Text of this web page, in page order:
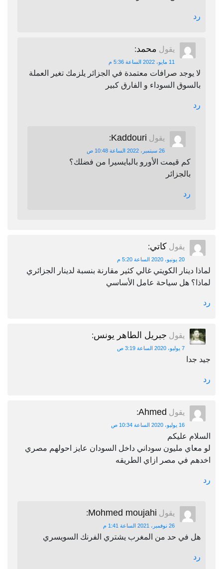
رد
يقول محمد:
11 مايو، 2022 الساعة 5:36 م
لا يوجد صرافات معتمدة في الجزائر يلزمك تغير العملة
بالسوق السوداء و الفارق كبير
رد
يقول Kaddouri
:
26 سبتمبر، 2022 الساعة 10:48 ص
كم قيمت الأورو بالبايسيرا من فضلك؟
بالجزائر
رد
يقول كاتي:
20 يونيو، 2020 الساعة 5:20 م
لماذا دينار الكويتي غالي كثير مقارنة بنسبة لدينار الجزائري
لماذا؟ هل سياحة عامل الأساسي
رد
يقول جبريل الطاهر يونس:
7 يوليو، 2020 الساعة 3:19 ص
جيد جدا
رد
يقول Ahmed
:
16 يوليو، 2020 الساعة 10:34 ص
السلام عليكم
لو معاي مليون سوداني داخل السودان عايز احولهم مصري
اخدهم في مصر ازاي الطريقه
رد
يقول Mohmed moujahi
:
26 نوفمبر، 2021 الساعة 1:41 م
هل في حد من المغرب يشتري الفرنك السويسري
رد